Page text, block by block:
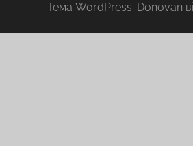
Тема WordPress: Donovan